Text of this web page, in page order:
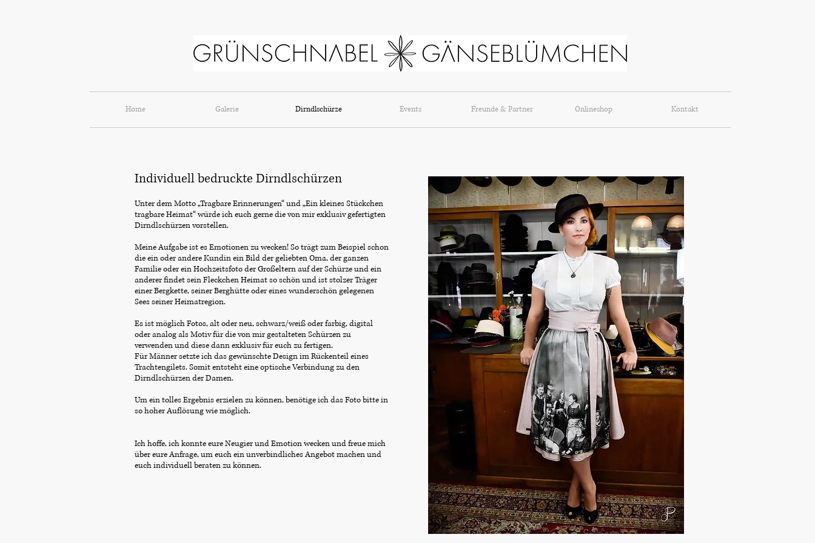
Home Galerie Dirndlschürze Events Freunde & Partner Onlineshop Kontakt
Individuell bedruckte Dirndlschürzen
Unter dem Motto „Tragbare Erinnerungen“ und „Ein kleines Stückchen
tragbare Heimat“ würde ich euch gerne die von mir exklusiv gefertigten
Dirndlschürzen vorstellen.
Meine Aufgabe ist es Emotionen zu wecken! So trägt zum Beispiel schon
die ein oder andere Kundin ein Bild der geliebten Oma, der ganzen
Familie oder ein Hochzeitsfoto der Großeltern auf der Schürze und ein
anderer findet sein Fleckchen Heimat so schön und ist stolzer Träger
einer Bergkette, seiner Berghütte oder eines wunderschön gelegenen
Sees seiner Heimatregion.
Es ist möglich Fotos, alt oder neu, schwarz/weiß oder farbig, digital
oder analog als Motiv für die von mir gestalteten Schürzen zu
verwenden und diese dann exklusiv für euch zu fertigen.
Für Männer setzte ich das gewünschte Design im Rückenteil eines
Trachtengilets. Somit entsteht eine optische Verbindung zu den
Dirndlschürzen der Damen.
Um ein tolles Ergebnis erzielen zu können, benötige ich das Foto bitte in
so hoher Auflösung wie möglich.
Ich hoffe, ich konnte eure Neugier und Emotion wecken und freue mich
über eure Anfrage, um euch ein unverbindliches Angebot machen und
euch individuell beraten zu können.